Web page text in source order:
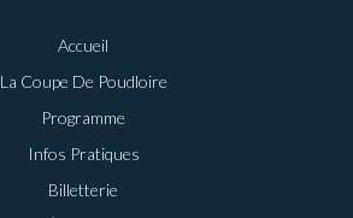
Accueil
La Coupe De Poudloire
Programme
Infos Pratiques
Billetterie